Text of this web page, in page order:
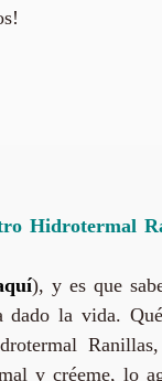
Hidrotermal
), y es que
la vida.
y créeme, lo